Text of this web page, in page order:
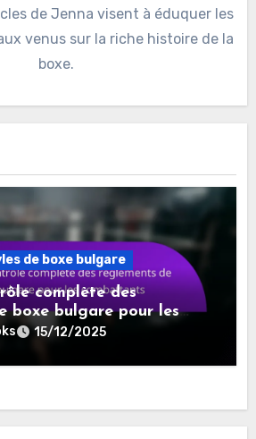
de Jenna visent à éduquer les
venus sur la riche histoire de la
boxe.
de boxe bulgare
complète des
boxe bulgare pour les
15/12/2025